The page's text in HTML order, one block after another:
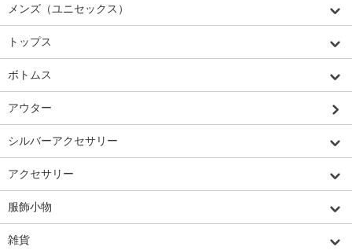
メンズ（ユニセックス）
トップス
ボトムス
アウター
シルバーアクセサリー
アクセサリー
服飾小物
雑貨